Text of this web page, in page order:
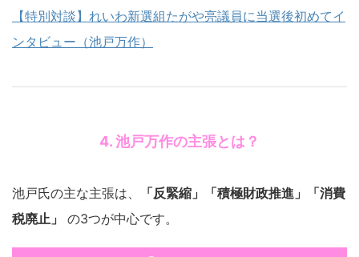
【特別対談】れいわ新選組たがや亮議員に当選後初めてイ
ンタビュー（池戸万作）
4. 池戸万作の主張とは？
池戸氏の主な主張は、
「反緊縮」「積極財政推進」「消費
税廃止」
の3つが中心です。